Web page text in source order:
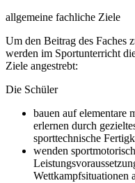
allgemeine fachliche Ziele
Um den Beitrag des Faches
werden im Sportunterricht
Ziele angestrebt:
Die Schüler
bauen auf elementare
erlernen durch
sporttechnische
wenden
Wettkampfsituationen